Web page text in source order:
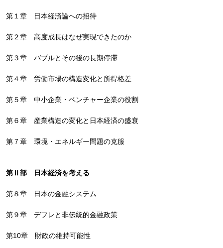
第１章 日本経済論への招待
第２章 高度成長はなぜ実現できたのか
第３章 バブルとその後の長期停滞
第４章 労働市場の構造変化と所得格差
第５章 中小企業・ベンチャー企業の役割
第６章 産業構造の変化と日本経済の盛衰
第７章 環境・エネルギー問題の克服
第Ⅱ部 日本経済を考える
第８章 日本の金融システム
第９章 デフレと非伝統的金融政策
第10章 財政の維持可能性